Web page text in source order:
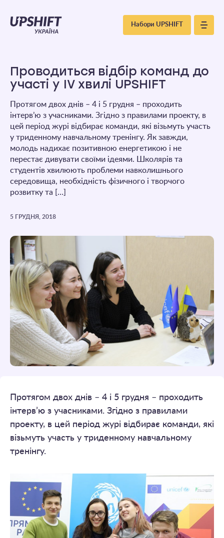
Upshift
Україна
Набори UPSHIFT
Проводиться відбір команд до
участі у IV хвилі UPSHIFT
Протягом двох днів – 4 і 5 грудня – проходить
інтерв’ю з учасниками. Згідно з правилами проекту, в
цей період журі відбирає команди, які візьмуть участь
у триденному навчальному тренінгу. Як завжди,
молодь надихає позитивною енергетикою і не
перестає дивувати своїми ідеями. Школярів та
студентів хвилюють проблеми навколишнього
середовища, необхідність фізичного і творчого
розвитку та […]
5 ГРУДНЯ, 2018
Протягом двох днів – 4 і 5 грудня – проходить
інтерв’ю з учасниками. Згідно з правилами
проекту, в цей період журі відбирає команди, які
візьмуть участь у триденному навчальному
тренінгу.